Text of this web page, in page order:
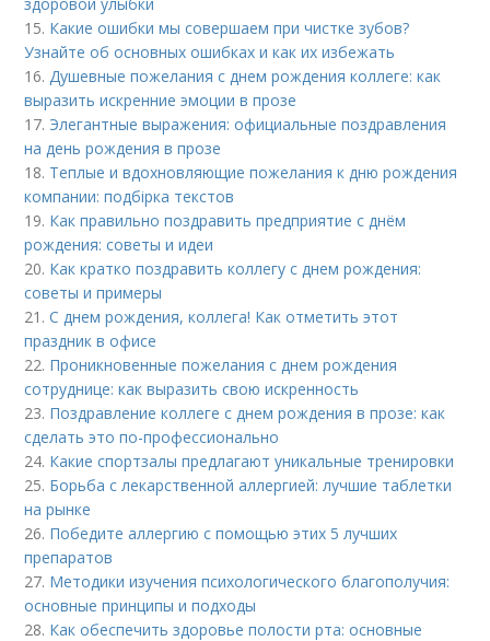
15. Какие ошибки мы совершаем при чистке зубов?
Узнайте об основных ошибках и как их избежать
16.Душевные пожелания с днем рождения коллеге: как
выразить искренние эмоции в прозе
17. Элегантные выражения: официальные поздравления
на день рождения в прозе
18. Теплые и вдохновляющие пожелания к дню рождения
компании: подбірка текстов
19. Как правильно поздравить предприятие с днём
рождения: советы и идеи
20. Как кратко поздравить коллегу с днем рождения:
советы и примеры
21.С днем рождения, коллега! Как отметить этот
праздник в офисе
22. Проникновенные пожелания с днем рождения
сотруднице: как выразить свою искренность
23. Поздравление коллеге с днем рождения в прозе: как
сделать это по-профессионально
24. Какие спортзалы предлагают уникальные тренировки
25. Борьба с лекарственной аллергией: лучшие таблетки
на рынке
26. Победите аллергию с помощью этих 5 лучших
препаратов
27. Методики изучения психологического благополучия:
основные принципы и подходы
28. Как обеспечить здоровье полости рта: основные